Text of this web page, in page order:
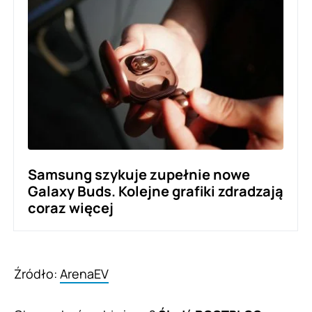
Samsung szykuje zupełnie nowe
Galaxy Buds. Kolejne grafiki zdradzają
coraz więcej
Źródło: ArenaEV